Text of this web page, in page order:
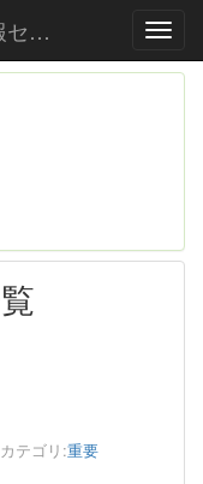
北九州学術研究都市学術情報センター
カテゴリ:重要